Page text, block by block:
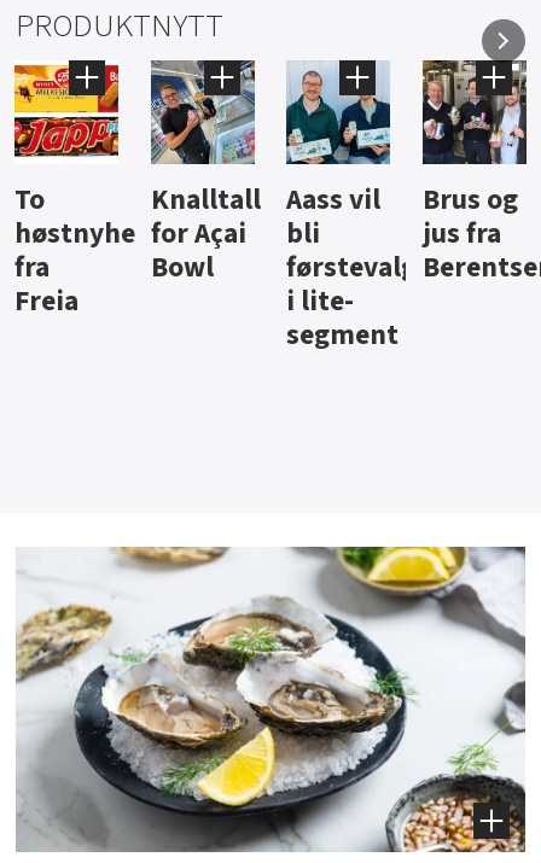
PRODUKTNYTT
Knalltall
for Açai
Bowl
Aass vil
bli
førstevalg
Brus og
jus fra
Berentsen
Hard
iste fra
Hansa